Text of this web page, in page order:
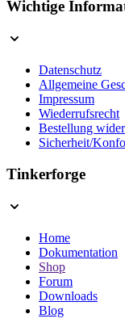
Wichtige
Datenschutz
Allgemeine
Impressum
Wiederrufsrecht
Bestellung
Sicherheit/
Tinkerforge
Home
Dokumentation
Shop
Forum
Downloads
Blog